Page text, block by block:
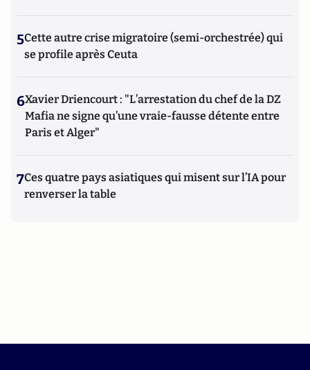
5Cette autre crise migratoire (semi-orchestrée) qui
se profile après Ceuta
6Xavier Driencourt : "L’arrestation du chef de la DZ
Mafia ne signe qu’une vraie-fausse détente entre
Paris et Alger"
7Ces quatre pays asiatiques qui misent sur l’IA pour
renverser la table